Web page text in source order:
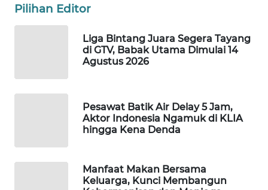
Pilihan Editor
Liga Bintang Juara Segera Tayang
di GTV, Babak Utama Dimulai 14
Agustus 2026
Pesawat Batik Air Delay 5 Jam,
Aktor Indonesia Ngamuk di KLIA
hingga Kena Denda
Manfaat Makan Bersama
Keluarga, Kunci Membangun
WAHANA
KONSUMEN